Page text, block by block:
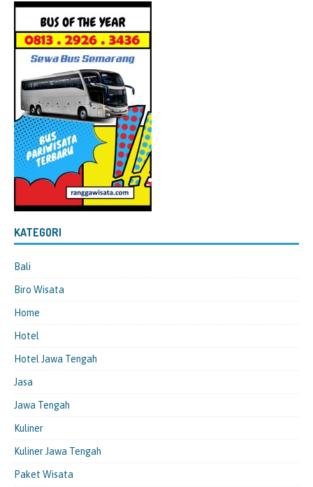
KATEGORI
Bali
Biro Wisata
Home
Hotel
Hotel Jawa Tengah
Jasa
Jawa Tengah
Kuliner
Kuliner Jawa Tengah
Paket Wisata